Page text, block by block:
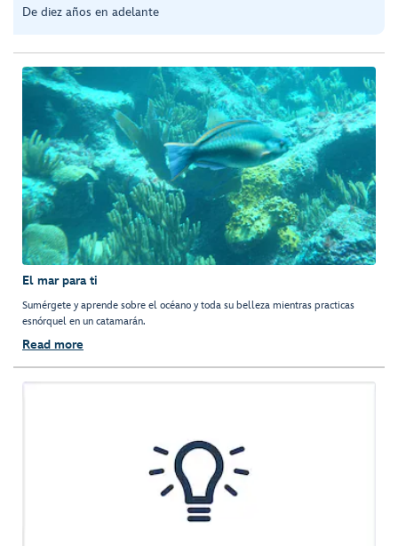
De diez años en adelante
El mar para ti
Sumérgete y aprende sobre el océano y toda su belleza mientras practicas
esnórquel en un catamarán.
Read more